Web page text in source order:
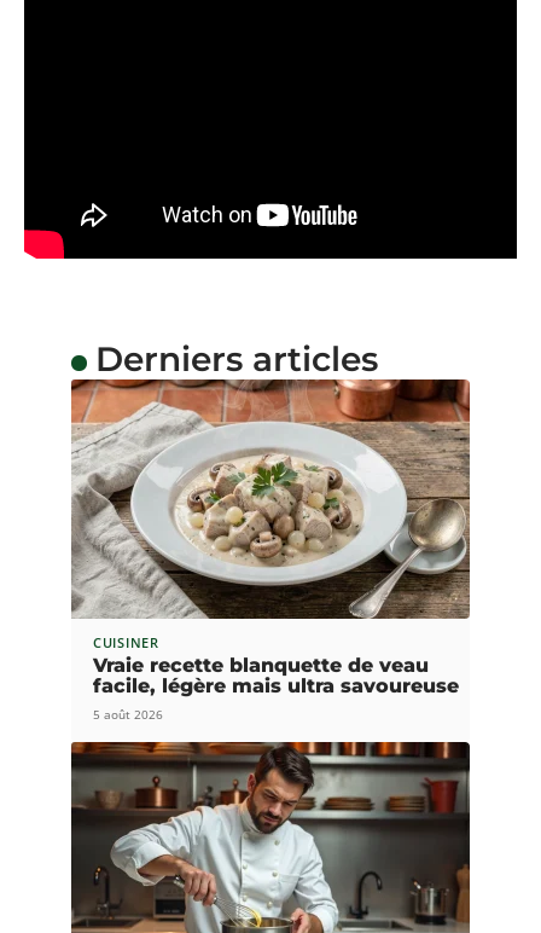
Derniers articles
CUISINER
Vraie recette blanquette de veau
facile, légère mais ultra savoureuse
5 août 2026